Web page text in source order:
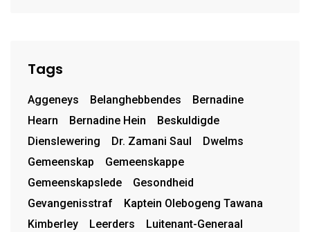
Tags
Aggeneys Belanghebbendes
Bernadine
Hearn
Bernadine Hein
Beskuldigde
Dienslewering
Dr. Zamani Saul
Dwelms
Gemeenskap
Gemeenskappe
Gemeenskapslede
Gesondheid
Gevangenisstraf
Kaptein Olebogeng Tawana
Kimberley
Leerders
Luitenant-Generaal